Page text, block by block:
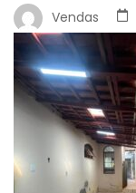
Vendas